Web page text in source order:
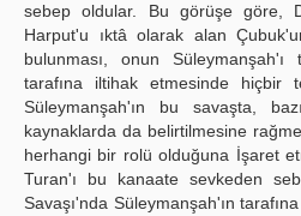
sebep oldular. Bu görüşe göre,
Harput'u ıktâ olarak alan
bulunması, onun
tarafına iltihak etmesinde hiçbir
Süleymanşah'ın bu savaşta,
kaynaklarda da belirtilmesine
herhangi bir rolü olduğuna İşaret
Turan'ı bu kanaate sevkeden
Savaşı'nda Süleymanşah'ın